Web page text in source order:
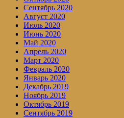
Сентябрь 2020
Август 2020
Июль 2020
Июнь 2020
Май 2020
Апрель 2020
Март 2020
Февраль 2020
Январь 2020
Декабрь 2019
Ноябрь 2019
Октябрь 2019
Сентябрь 2019